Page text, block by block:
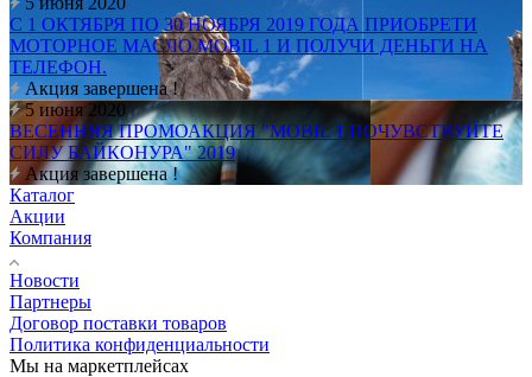
С 1 ОКТЯБРЯ ПО 30 НОЯБРЯ 2019 ГОДА ПРИОБРЕТИ
МОТОРНОЕ МАСЛО MOBIL 1 И ПОЛУЧИ ДЕНЬГИ НА
ТЕЛЕФОН.
Акция завершена !
5 июня 2020
ВЕСЕННЯЯ ПРОМОАКЦИЯ "MOBIL 1 ПОЧУВСТВУЙТЕ
СИЛУ БАЙКОНУРА" 2019
Акция завершена !
Каталог
Акции
Компания
Новости
Партнеры
Договор поставки товаров
Политика конфиденциальности
Мы на маркетплейсах